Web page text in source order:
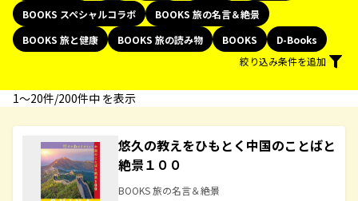
BOOKS スペシャルコラボ
BOOKS 旅の名言＆絶景
BOOKS 旅と健康
BOOKS 旅の読み物 BOOKS
D-Books
絞り込み条件を追加
1〜20件/200件中 を表示
悠久の教えをひもとく中国のことばと
絶景１００
BOOKS 旅の名言＆絶景